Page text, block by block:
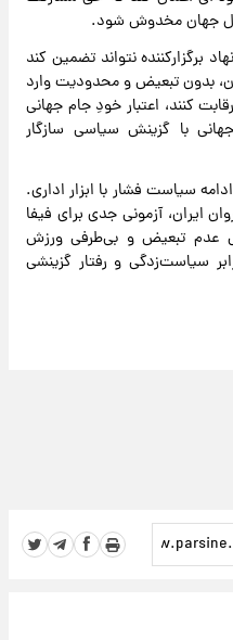
جهان مخدوش شود.
برگزارکننده نتواند تضمین کند
بدون تبعیض و محدودیت وارد
کنند، اعتبار خودِ جام جهانی
با گزینش سیاسی سازگار
سیاست فشار با ابزار اداری.
ایران، آزمونی جدی برای فیفا
عدم تبعیض و بی‌طرفی ورزش
سیاست‌زدگی و رفتار گزینشی